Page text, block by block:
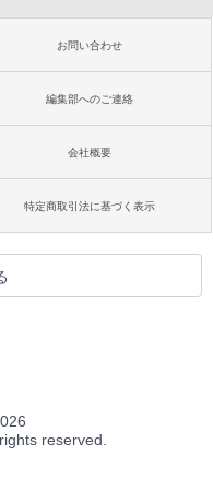
お問い合わせ
編集部へのご連絡
会社概要
特定商取引法に基づく表示
reserved.